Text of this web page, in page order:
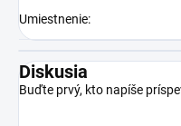
Umiestnenie:
Diskusia
Buďte prvý, kto napíše